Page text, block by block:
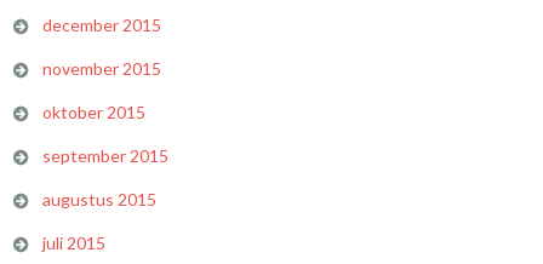
december 2015
november 2015
oktober 2015
september 2015
augustus 2015
juli 2015